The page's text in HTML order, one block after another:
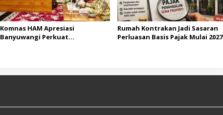
Komnas HAM Apresiasi
Banyuwangi Perkuat
Rumah Kontrakan Jadi Sasaran
Perluasan Basis Pajak Mulai 2027